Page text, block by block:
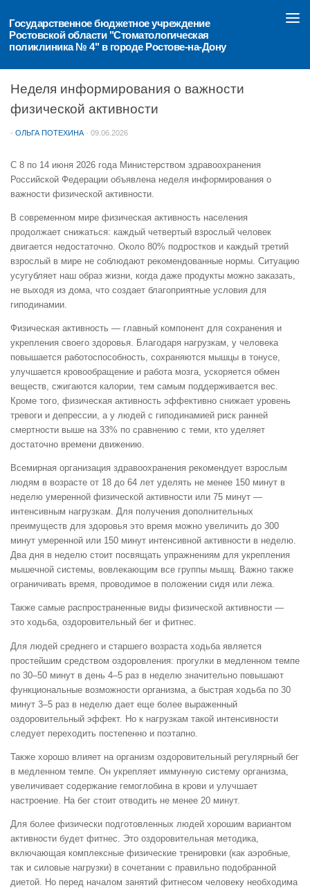
Перейти к содержимому
Государственное бюджетное учреждение
Ростовской области "Стоматологическая
поликлиника № 4" в городе Ростове-на-Дону
ОБЪЯВЛЕНИЯ
Неделя информирования о важности
физической активности
- ОЛЬГА ПОТЕХИНА · 09.06.2026
С 8 по 14 июня 2026 года Министерством здравоохранения
Российской Федерации объявлена неделя информирования о
важности физической активности.
В современном мире физическая активность населения
продолжает снижаться: каждый четвертый взрослый человек
двигается недостаточно. Около 80% подростков и каждый третий
взрослый в мире не соблюдают рекомендованные нормы. Ситуацию
усугубляет наш образ жизни, когда даже продукты можно заказать,
не выходя из дома, что создает благоприятные условия для
гиподинамии.
Физическая активность — главный компонент для сохранения и
укрепления своего здоровья. Благодаря нагрузкам, у человека
повышается работоспособность, сохраняются мышцы в тонусе,
улучшается кровообращение и работа мозга, ускоряется обмен
веществ, сжигаются калории, тем самым поддерживается вес.
Кроме того, физическая активность эффективно снижает уровень
тревоги и депрессии, а у людей с гиподинамией риск ранней
смертности выше на 33% по сравнению с теми, кто уделяет
достаточно времени движению.
Всемирная организация здравоохранения рекомендует взрослым
людям в возрасте от 18 до 64 лет уделять не менее 150 минут в
неделю умеренной физической активности или 75 минут —
интенсивным нагрузкам. Для получения дополнительных
преимуществ для здоровья это время можно увеличить до 300
минут умеренной или 150 минут интенсивной активности в неделю.
Два дня в неделю стоит посвящать упражнениям для укрепления
мышечной системы, вовлекающим все группы мышц. Важно также
ограничивать время, проводимое в положении сидя или лежа.
Также самые распространенные виды физической активности —
это ходьба, оздоровительный бег и фитнес.
Для людей среднего и старшего возраста ходьба является
простейшим средством оздоровления: прогулки в медленном темпе
по 30–50 минут в день 4–5 раз в неделю значительно повышают
функциональные возможности организма, а быстрая ходьба по 30
минут 3–5 раз в неделю дает еще более выраженный
оздоровительный эффект. Но к нагрузкам такой интенсивности
следует переходить постепенно и поэтапно.
Также хорошо влияет на организм оздоровительный регулярный бег
в медленном темпе. Он укрепляет иммунную систему организма,
увеличивает содержание гемоглобина в крови и улучшает
настроение. На бег стоит отводить не менее 20 минут.
Для более физически подготовленных людей хорошим вариантом
активности будет фитнес. Это оздоровительная методика,
включающая комплексные физические тренировки (как аэробные,
так и силовые нагрузки) в сочетании с правильно подобранной
диетой. Но перед началом занятий фитнесом человеку необходима